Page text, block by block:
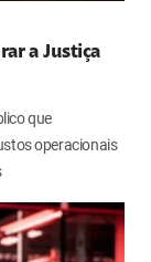
a Justiça
que
operacionais